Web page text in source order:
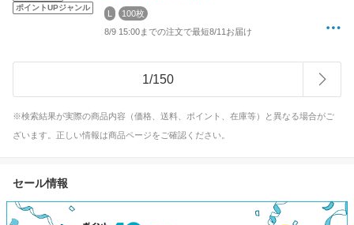
ポイントUPジャンル
L
100枚
8/9 15:00までの注文で最短8/11お届け
1/150
※検索結果が実際の商品内容（価格、送料、ポイント、在庫等）と異なる場合がご
ざいます。正しい情報は商品ページをご確認ください。
セール情報